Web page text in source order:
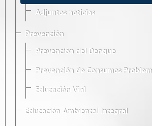
Adjuntos noticias
Prevención
Prevención del Dengue
Prevención de Consumos
Educación Vial
Educación Ambiental Integral